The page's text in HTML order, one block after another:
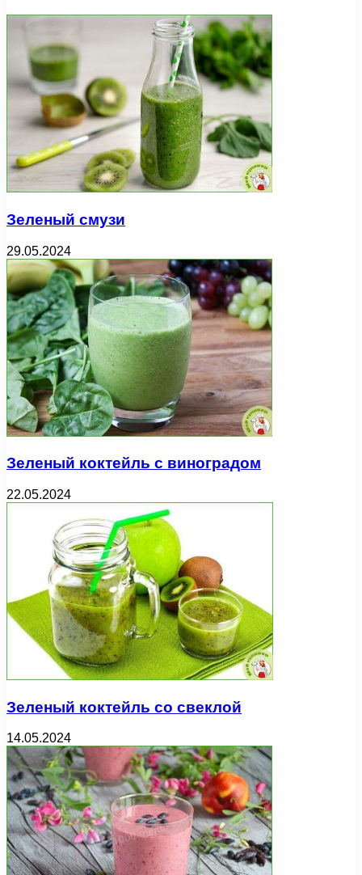
Зеленый смузи
29.05.2024
Зеленый коктейль с виноградом
22.05.2024
Зеленый коктейль со свеклой
14.05.2024